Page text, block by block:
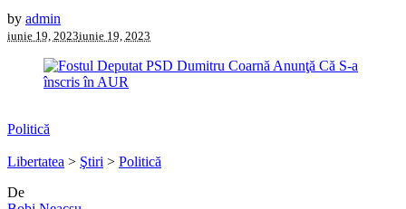
by admin
iunie 19, 2023iunie 19, 2023
Politică
Libertatea > Ştiri > Politică
De